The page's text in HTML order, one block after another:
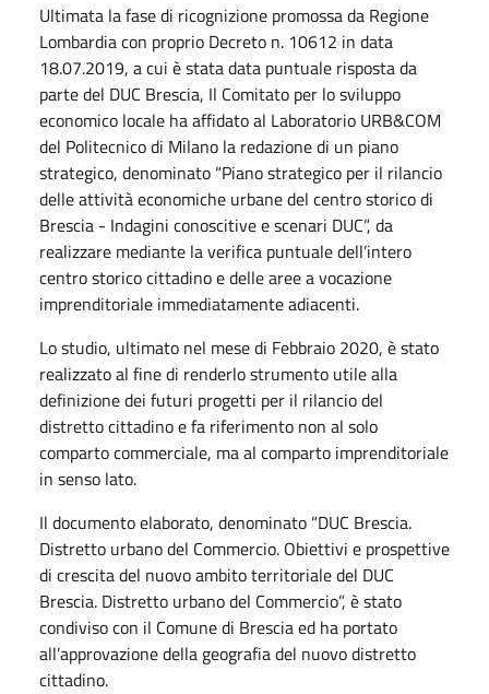
Ultimata la fase di ricognizione promossa da Regione
Lombardia con proprio Decreto n. 10612 in data
18.07.2019, a cui è stata data puntuale risposta da
parte del DUC Brescia, Il Comitato per lo sviluppo
economico locale ha affidato al Laboratorio URB&COM
del Politecnico di Milano la redazione di un piano
strategico, denominato “Piano strategico per il rilancio
delle attività economiche urbane del centro storico di
Brescia - Indagini conoscitive e scenari DUC”, da
realizzare mediante la verifica puntuale dell’intero
centro storico cittadino e delle aree a vocazione
imprenditoriale immediatamente adiacenti.
Lo studio, ultimato nel mese di Febbraio 2020, è stato
realizzato al fine di renderlo strumento utile alla
definizione dei futuri progetti per il rilancio del
distretto cittadino e fa riferimento non al solo
comparto commerciale, ma al comparto imprenditoriale
in senso lato.
Il documento elaborato, denominato “DUC Brescia.
Distretto urbano del Commercio. Obiettivi e prospettive
di crescita del nuovo ambito territoriale del DUC
Brescia. Distretto urbano del Commercio”, è stato
condiviso con il Comune di Brescia ed ha portato
all’approvazione della geografia del nuovo distretto
cittadino.